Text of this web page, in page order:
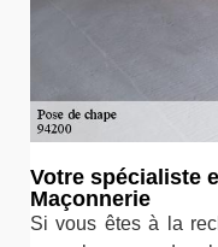
Votre spécialiste
Maçonnerie
Si vous êtes à la